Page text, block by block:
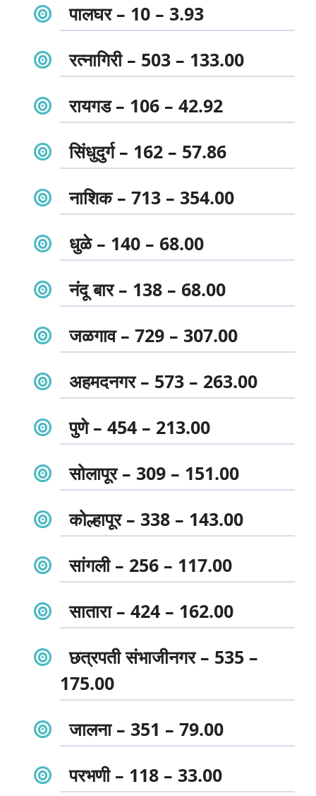
पालघर – 10 – 3.93
रत्नागिरी – 503 – 133.00
रायगड – 106 – 42.92
सिंधुदुर्ग – 162 – 57.86
नाशिक – 713 – 354.00
धुळे – 140 – 68.00
नंदू बार – 138 – 68.00
जळगाव – 729 – 307.00
अहमदनगर – 573 – 263.00
पुणे – 454 – 213.00
सोलापूर – 309 – 151.00
कोल्हापूर – 338 – 143.00
सांगली – 256 – 117.00
सातारा – 424 – 162.00
छत्रपती संभाजीनगर – 535 –
175.00
जालना – 351 – 79.00
परभणी – 118 – 33.00